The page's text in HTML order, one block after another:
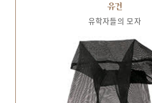
유건
유학자들의 모자